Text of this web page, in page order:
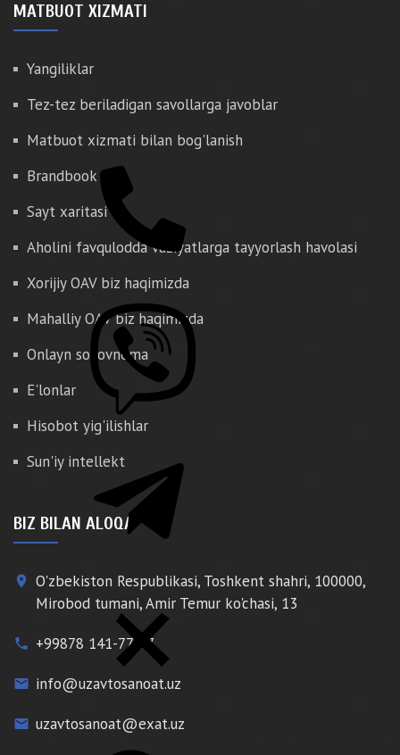
MATBUOT XIZMATI
Yangiliklar
Tez-tez beriladigan savollarga javoblar
Matbuot xizmati bilan bog'lanish
Brandbook
Sayt xaritasi
Aholini favqulodda vaziyatlarga tayyorlash havolasi
Xorijiy OAV biz haqimizda
Mahalliy OAV biz haqimizda
Onlayn so'rovnoma
E'lonlar
Hisobot yig'ilishlar
Sun'iy intellekt
BIZ BILAN ALOQA
place O'zbekiston Respublikasi, Toshkent shahri, 100000,
Mirobod tumani, Amir Temur ko'chasi, 13
phone +99878 141-77-77
email info@uzavtosanoat.uz
email uzavtosanoat@exat.uz